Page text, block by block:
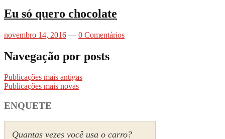
Eu só quero chocolate
novembro 14, 2016 — 0 Comentários
Navegação por posts
Publicações mais antigas
Publicações mais novas
ENQUETE
Quantas vezes você usa o carro?